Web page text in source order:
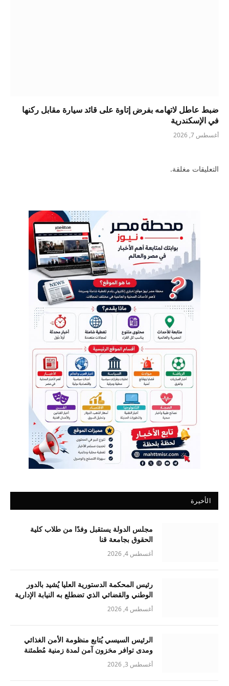
ضبط عاطل لاتهامه بفرض إتاوة على قائد سيارة مقابل ركنها
في الإسكندرية
أغسطس 7, 2026
التعليقات مغلقة.
الأخيرة
مجلس الدولة يستقبل وفدًا من طلاب كلية
الحقوق بجامعة قنا
أغسطس 4, 2026
رئيس المحكمة الدستورية العليا يُشيد بالدور
الوطني والقضائي الذي تضطلع به النيابة الإدارية
أغسطس 4, 2026
الرئيس السيسي يُتابع منظومة الأمن الغذائي
ومدى توافر مخزون آمن لمدة زمنية مُطمئنة
أغسطس 3, 2026